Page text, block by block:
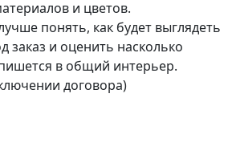
и цветов.
понять, как будет выглядеть
заказ и оценить насколько
в общий интерьер.
договора)